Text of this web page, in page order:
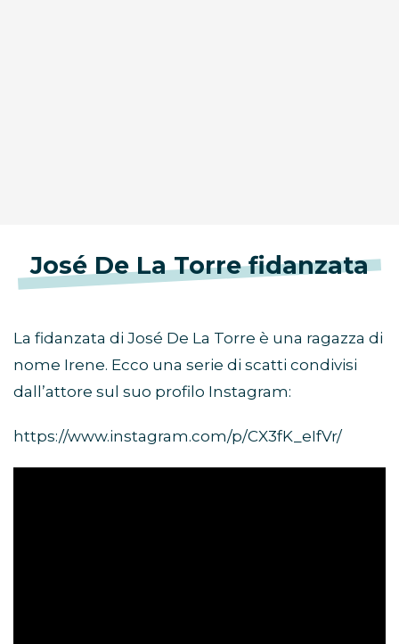
José De La Torre fidanzata
La fidanzata di José De La Torre è una ragazza di
nome Irene. Ecco una serie di scatti condivisi
dall’attore sul suo profilo Instagram:
https://www.instagram.com/p/CX3fK_eIfVr/